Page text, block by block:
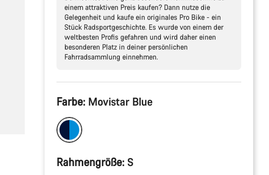
einem attraktiven Preis kaufen? Dann nutze die
Gelegenheit und kaufe ein originales Pro Bike - ein
Stück Radsportgeschichte. Es wurde von einem der
weltbesten Profis gefahren und wird daher einen
besonderen Platz in deiner persönlichen
Fahrradsammlung einnehmen.
Produktkonfiguration
Farbe: Movistar Blue
Rahmengröße: S